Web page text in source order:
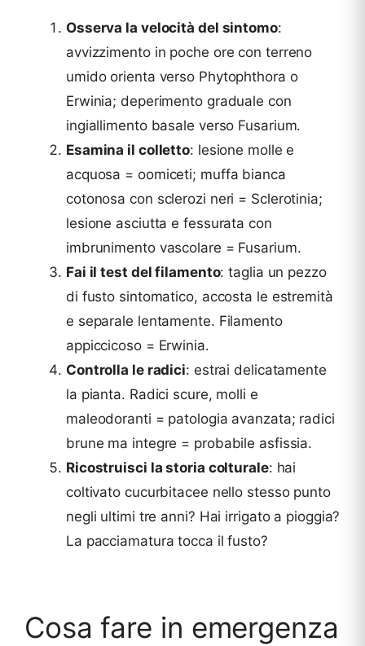
Osserva la velocità del sintomo:
avvizzimento in poche ore con terreno
umido orienta verso Phytophthora o
Erwinia; deperimento graduale con
ingiallimento basale verso Fusarium.
Esamina il colletto: lesione molle e
acquosa = oomiceti; muffa bianca
cotonosa con sclerozi neri = Sclerotinia;
lesione asciutta e fessurata con
imbrunimento vascolare = Fusarium.
Fai il test del filamento: taglia un pezzo
di fusto sintomatico, accosta le estremità
e separale lentamente. Filamento
appiccicoso = Erwinia.
Controlla le radici: estrai delicatamente
la pianta. Radici scure, molli e
maleodoranti = patologia avanzata; radici
brune ma integre = probabile asfissia.
Ricostruisci la storia colturale: hai
coltivato cucurbitacee nello stesso punto
negli ultimi tre anni? Hai irrigato a pioggia?
La pacciamatura tocca il fusto?
Cosa fare in emergenza